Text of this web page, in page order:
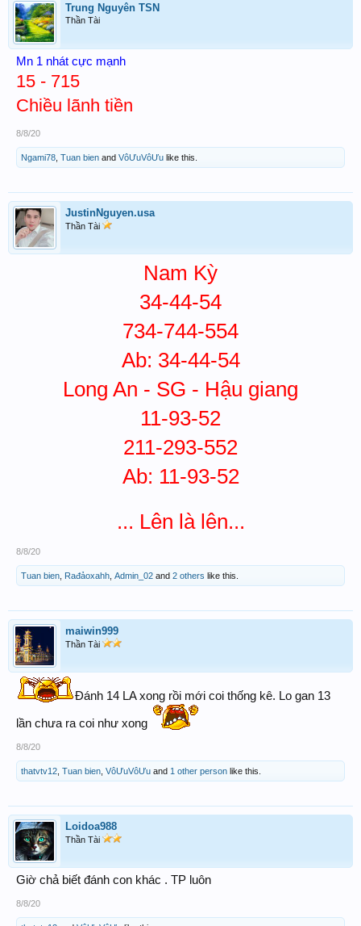
Trung Nguyên TSN
Thần Tài
Mn 1 nhát cực mạnh
15 - 715
Chiều lãnh tiền
8/8/20
Ngami78 Tuan bien and VôƯuVôƯu like this.
JustinNguyen.usa
Thần Tài
Nam Kỳ
34-44-54
734-744-554
Ab: 34-44-54
Long An - SG - Hậu giang
11-93-52
211-293-552
Ab: 11-93-52
... Lên là lên...​
8/8/20
Tuan bien Rađảoxahh Admin_02 and 2 others like this.
maiwin999
Thần Tài
Đánh 14 LA xong rồi mới coi thống kê. Lo gan 13
lần chưa ra coi như xong
8/8/20
thatvtv12 Tuan bien VôƯuVôƯu and 1 other person like this.
Loidoa988
Thần Tài
Giờ chả biết đánh con khác . TP luôn
8/8/20